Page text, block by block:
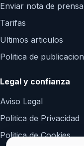
Enviar nota de prensa
Tarifas
Ultimos articulos
Politica de publicacion
Legal y confianza
Aviso Legal
Politica de Privacidad
Politica de Cookies